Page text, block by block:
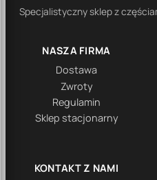
Specjalistyczny sklep z
NASZA FIRMA
Dostawa
Zwroty
Regulamin
Sklep stacjonarny
KONTAKT Z NAMI